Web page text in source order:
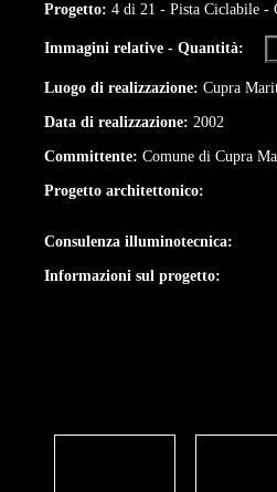
Progetto: 4 di 21 - Pista Ciclabile -
Immagini relative - Quantità:
Luogo di realizzazione: Cupra
Data di realizzazione: 2002
Committente: Comune di Cupra
Progetto architettonico:
Consulenza illuminotecnica:
Informazioni sul progetto: